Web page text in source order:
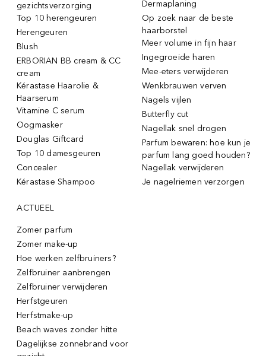
gezichtsverzorging
Top 10 herengeuren
Herengeuren
Blush
ERBORIAN BB cream & CC
cream
Kérastase Haarolie &
Haarserum
Vitamine C serum
Oogmasker
Douglas Giftcard
Top 10 damesgeuren
Concealer
Kérastase Shampoo
Dermaplaning
Op zoek naar de beste
haarborstel
Meer volume in fijn haar
Ingegroeide haren
Mee-eters verwijderen
Wenkbrauwen verven
Nagels vijlen
Butterfly cut
Nagellak snel drogen
Parfum bewaren: hoe kun je
parfum lang goed houden?
Nagellak verwijderen
Je nagelriemen verzorgen
ACTUEEL
Zomer parfum
Zomer make-up
Hoe werken zelfbruiners?
Zelfbruiner aanbrengen
Zelfbruiner verwijderen
Herfstgeuren
Herfstmake-up
Beach waves zonder hitte
Dagelijkse zonnebrand voor